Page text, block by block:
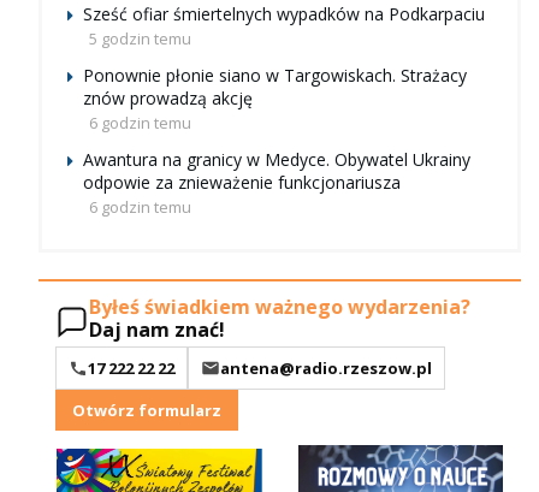
Sześć ofiar śmiertelnych wypadków na Podkarpaciu
5 godzin temu
Ponownie płonie siano w Targowiskach. Strażacy
znów prowadzą akcję
6 godzin temu
Awantura na granicy w Medyce. Obywatel Ukrainy
odpowie za znieważenie funkcjonariusza
6 godzin temu
Byłeś świadkiem ważnego wydarzenia?
Daj nam znać!
17 222 22 22
antena@radio.rzeszow.pl
Otwórz formularz